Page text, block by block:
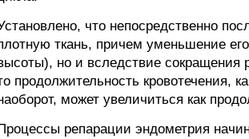
что непосредственно
ткань, причем уменьшение
но и вследствие сокращения
продолжительность кровотечения,
может увеличиться как
репарации эндометрия